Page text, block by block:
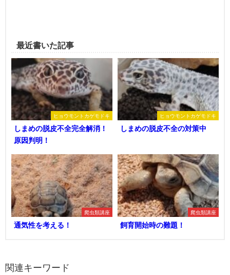
最近書いた記事
ヒョウモントカゲモドキ
しまめの脱皮不全完全解消！
原因判明！
ヒョウモントカゲモドキ
しまめの脱皮不全の対策中
爬虫類講座
通気性を考える！
爬虫類講座
飼育開始時の難題！
関連キーワード